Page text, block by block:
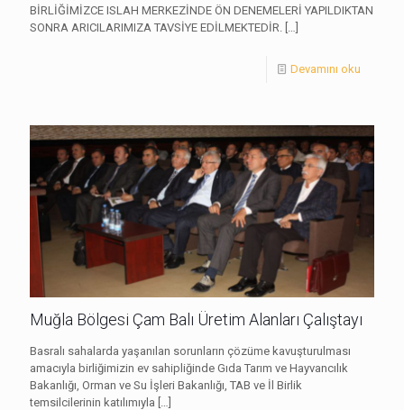
BİRLİĞİMİZCE ISLAH MERKEZİNDE ÖN DENEMELERİ YAPILDIKTAN
SONRA ARICILARIMIZA TAVSİYE EDİLMEKTEDİR. […]
Devamını oku
Muğla Bölgesi Çam Balı Üretim Alanları Çalıştayı
Basralı sahalarda yaşanılan sorunların çözüme kavuşturulması
amacıyla birliğimizin ev sahipliğinde Gıda Tarım ve Hayvancılık
Bakanlığı, Orman ve Su İşleri Bakanlığı, TAB ve İl Birlik
temsilcilerinin katılımıyla […]